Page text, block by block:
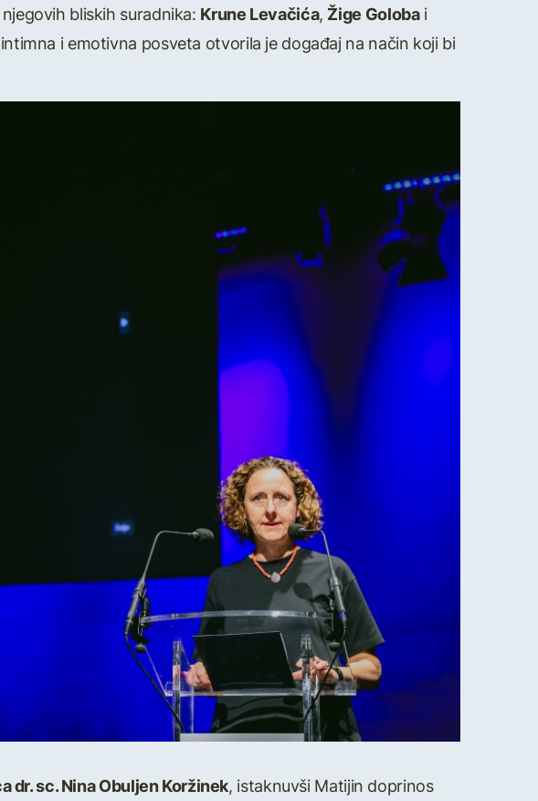
bliskih suradnika: Krune Levačića, Žige Golobai
i emotivna posveta otvorila je događaj na način koji bi
dr. sc. Nina Obuljen Koržinek, istaknuvši Matijin doprinos